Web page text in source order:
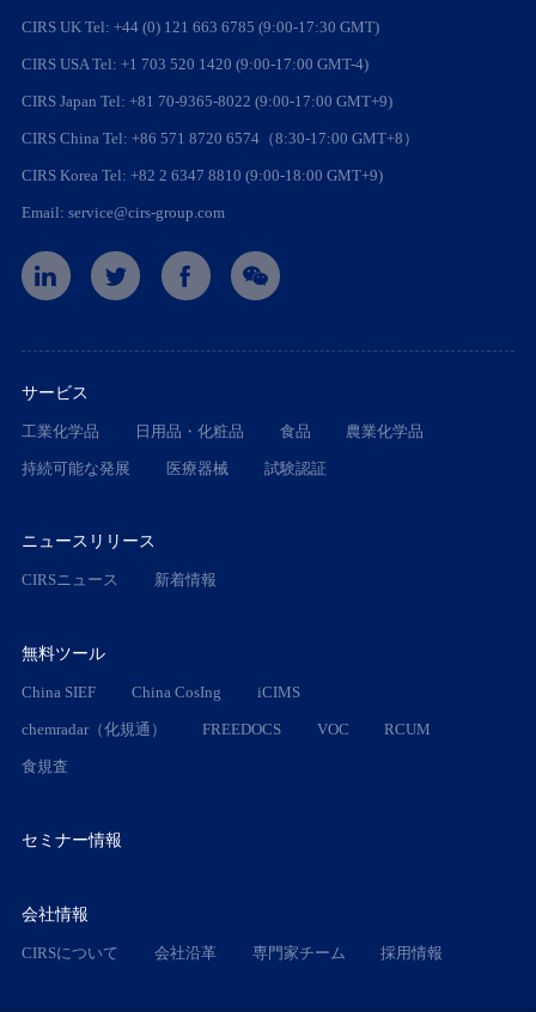
CIRS UK Tel: +44 (0) 121 663 6785 (9:00-17:30 GMT)
CIRS USA Tel: +1 703 520 1420 (9:00-17:00 GMT-4)
CIRS Japan Tel: +81 70-9365-8022 (9:00-17:00 GMT+9)
CIRS China Tel: +86 571 8720 6574（8:30-17:00 GMT+8）
CIRS Korea Tel: +82 2 6347 8810 (9:00-18:00 GMT+9)
Email: service@cirs-group.com
サービス
工業化学品 日用品・化粧品 食品 農業化学品
持続可能な発展 医療器械 試験認証
ニュースリリース
CIRSニュース 新着情報
無料ツール
China SIEF China CosIng iCIMS
chemradar（化規通） FREEDOCS VOC RCUM
食規査
セミナー情報
会社情報
CIRSについて 会社沿革 専門家チーム 採用情報